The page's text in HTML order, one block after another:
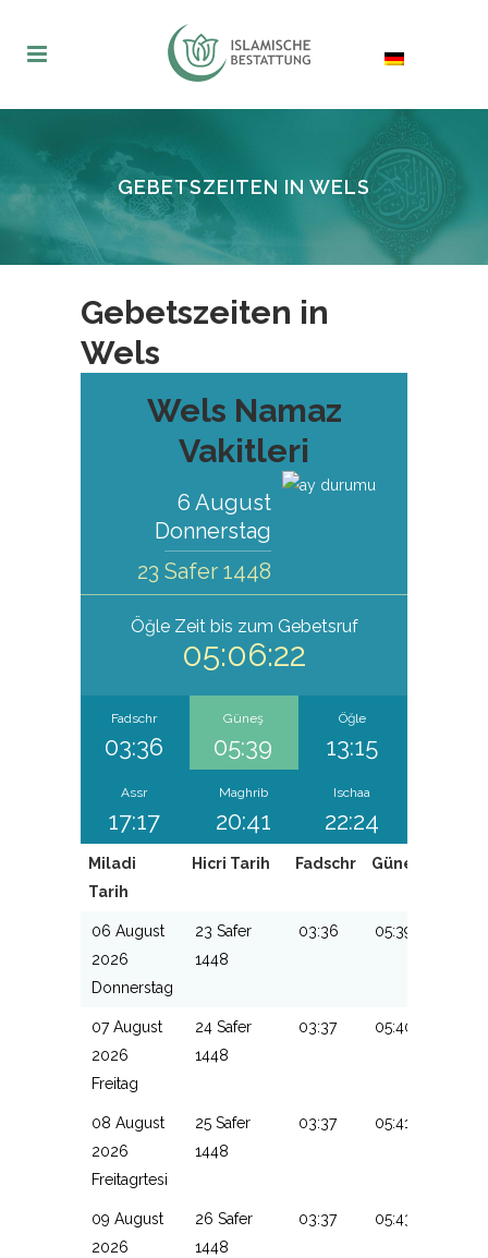
GEBETSZEITEN IN WELS
Gebetszeiten in
Wels
Wels Namaz
Vakitleri
6 August
Donnerstag
23 Safer 1448
ÖğleZeit bis zum Gebetsruf
05:06:22
Fadschr
03:36
Güneş
05:39
Öğle
13:15
Assr
17:17
Maghrib
20:41
Ischaa
22:24
Miladi
Tarih
Hicri Tarih Fadschr Güneş
06 August
2026
Donnerstag
23 Safer
1448
03:36 05:39
07 August
2026
Freitag
24 Safer
1448
03:37 05:40
08 August
2026
Freitagrtesi
25 Safer
1448
03:37 05:41
09 August
2026
26 Safer
1448
03:37 05:43